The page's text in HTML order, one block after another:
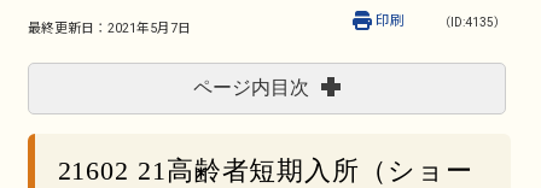
最終更新日： 2021年5月7日 （ID:4135）
印刷
ページ内目次
21602 21高齢者短期入所（ショー